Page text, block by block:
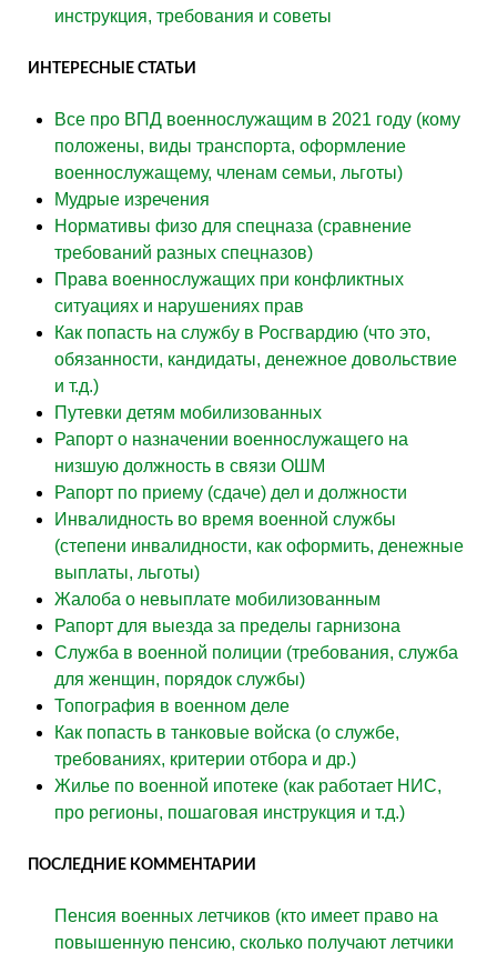
инструкция, требования и советы
ИНТЕРЕСНЫЕ СТАТЬИ
Все про ВПД военнослужащим в 2021 году (кому
положены, виды транспорта, оформление
военнослужащему, членам семьи, льготы)
Мудрые изречения
Нормативы физо для спецназа (сравнение
требований разных спецназов)
Права военнослужащих при конфликтных
ситуациях и нарушениях прав
Как попасть на службу в Росгвардию (что это,
обязанности, кандидаты, денежное довольствие
и т.д.)
Путевки детям мобилизованных
Рапорт о назначении военнослужащего на
низшую должность в связи ОШМ
Рапорт по приему (сдаче) дел и должности
Инвалидность во время военной службы
(степени инвалидности, как оформить, денежные
выплаты, льготы)
Жалоба о невыплате мобилизованным
Рапорт для выезда за пределы гарнизона
Служба в военной полиции (требования, служба
для женщин, порядок службы)
Топография в военном деле
Как попасть в танковые войска (о службе,
требованиях, критерии отбора и др.)
Жилье по военной ипотеке (как работает НИС,
про регионы, пошаговая инструкция и т.д.)
ПОСЛЕДНИЕ КОММЕНТАРИИ
Пенсия военных летчиков (кто имеет право на
повышенную пенсию, сколько получают летчики